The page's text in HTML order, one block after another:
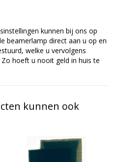
kunnen bij ons op
beamerlamp direct aan u op en
welke u vervolgens
hoeft u nooit geld in huis te
kunnen ook